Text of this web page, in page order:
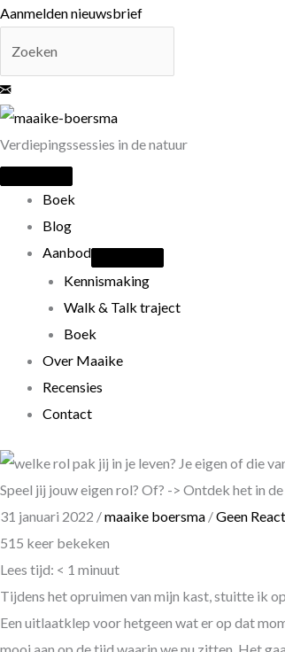
Ga
inhoud
Aanmelden nieuwsbrief
Verdiepingssessies in de natuur
Boek
Blog
Aanbod
Kennismaking
Walk & Talk traject
Boek
Over Maaike
Recensies
Contact
Speel jij jouw eigen rol? Of? -> Ontdek het in
31 januari 2022 /maaike boersma /Geen
515 keer bekeken
Lees tijd: < 1 minuut
Tijdens het opruimen van mijn kast, stuitte ik
Een uitlaatklep voor hetgeen wat er op dat